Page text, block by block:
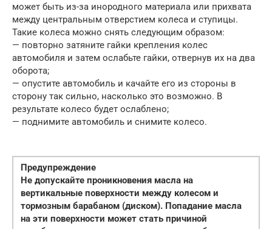
может быть из-за инородного материала или прихвата
между центральным отверстием колеса и ступицы.
Такие колеса можно снять следующим образом:
— повторно затяните гайки крепления колес
автомобиля и затем ослабьте гайки, отвернув их на два
оборота;
— опустите автомобиль и качайте его из стороны в
сторону так сильно, насколько это возможно. В
результате колесо будет ослаблено;
— поднимите автомобиль и снимите колесо.
Предупреждение
Не допускайте проникновения масла на
вертикальные поверхности между колесом и
тормозным барабаном (диском). Попадание масла
на эти поверхности может стать причиной